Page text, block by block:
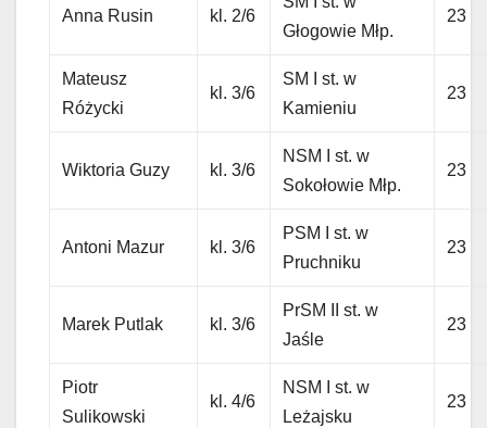
Anna Rusin kl. 2/6
Głogowie Młp.
23
Mateusz
Różycki
kl. 3/6
SM I st. w
Kamieniu
23
Wiktoria Guzy kl. 3/6
NSM I st. w
Sokołowie Młp.
23
Antoni Mazur kl. 3/6
PSM I st. w
Pruchniku
23
Marek Putlak kl. 3/6
PrSM II st. w
Jaśle
23
Piotr
Sulikowski
kl. 4/6
NSM I st. w
Leżajsku
23